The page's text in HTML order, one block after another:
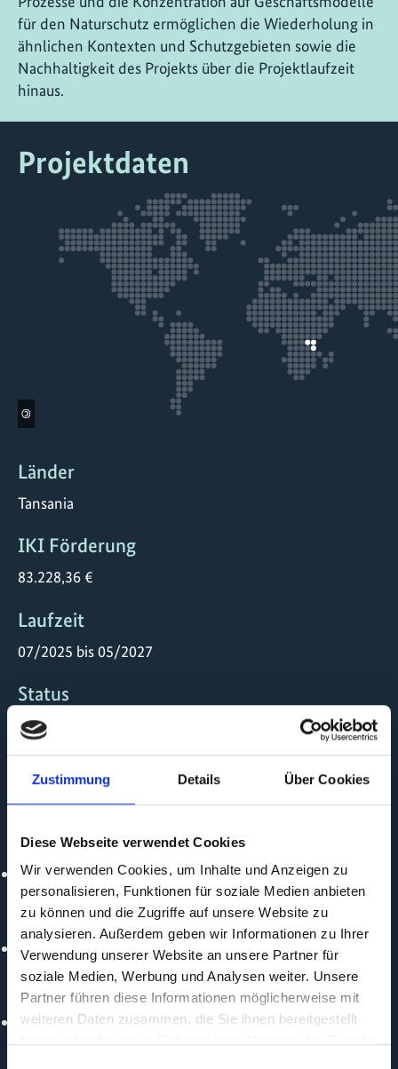
Zustimmung Details Über Cookies
Diese Webseite verwendet Cookies
Wir verwenden Cookies, um Inhalte und Anzeigen zu
personalisieren, Funktionen für soziale Medien anbieten
zu können und die Zugriffe auf unsere Website zu
analysieren. Außerdem geben wir Informationen zu Ihrer
Verwendung unserer Website an unsere Partner für
soziale Medien, Werbung und Analysen weiter. Unsere
Partner führen diese Informationen möglicherweise mit
weiteren Daten zusammen, die Sie ihnen bereitgestellt
für den Naturschutz ermöglichen die Wiederholung in
ähnlichen Kontexten und Schutzgebieten sowie die
Nachhaltigkeit des Projekts über die Projektlaufzeit
hinaus.
Projektdaten
©
Länder
Tansania
IKI Förderung
83.228,36 €
Laufzeit
07/2025 bis 05/2027
Status
laufend
Durchführungs -organisation
TANZANIA WOTE EQUALITY ALLIANCE (TAWEA)
Politischer Partner
ISG erfasst keine pol. Partner
Durchführungspartner
ISG erfasst keine implem. Partner
Online
https://tawea.or.tz/